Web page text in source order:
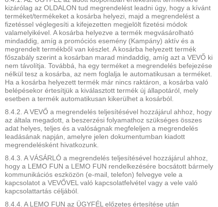
kizárólag az OLDALON tud megrendelést leadni úgy, hogy a kívánt
terméket/termékeket a kosárba helyezi, majd a megrendelést a
fizetéssel véglegesíti a kifejezetten megjelölt fizetési módok
valamelyikével. A kosárba helyezve a termék megvásárolható
mindaddig, amíg a promóciós esemény (Kampány) aktív és a
megrendelt termékből van készlet. A kosárba helyezett termék
főszabály szerint a kosárban marad mindaddig, amíg azt a VEVŐ ki
nem távolítja. Továbbá, ha egy terméket a megrendelés befejezése
nélkül tesz a kosárba, az nem foglalja le automatikusan a terméket.
Ha a kosárba helyezett termék már nincs raktáron, a kosárba való
belépésekor értesítjük a kiválasztott termék új állapotáról, mely
esetben a termék automatikusan kikerülhet a kosárból.
8.4.2. A VEVŐ a megrendelés teljesítésével hozzájárul ahhoz, hogy
az általa megadott, a beszerzési folyamathoz szükséges összes
adat helyes, teljes és a valóságnak megfeleljen a megrendelés
leadásának napján, amelyre jelen dokumentumban kiadott
megrendelésként hivatkozunk.
8.4.3. A VÁSÁRLÓ a megrendelés teljesítésével hozzájárul ahhoz,
hogy a LEMO FUN a LEMO FUN rendelkezésére bocsátott bármely
kommunikációs eszközön (e-mail, telefon) felvegye vele a
kapcsolatot a VEVŐVEL való kapcsolatfelvétel vagy a vele való
kapcsolattartás céljából.
8.4.4. A LEMO FUN az ÜGYFÉL előzetes értesítése után